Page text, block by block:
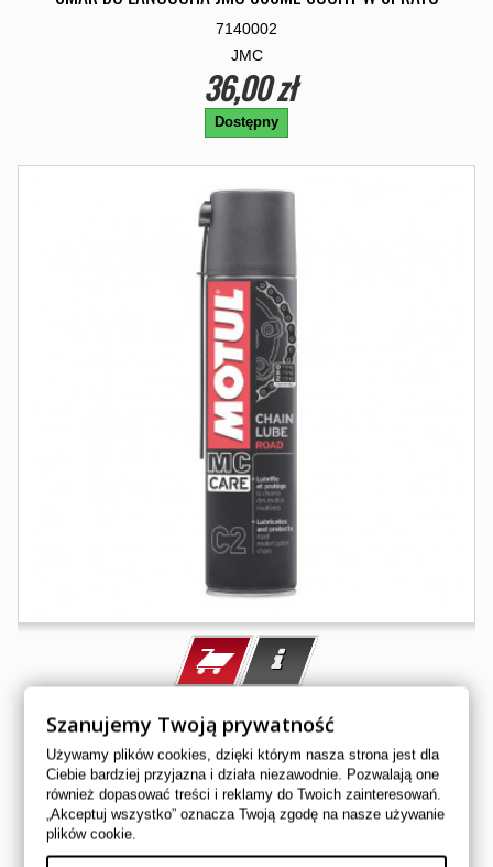
7140002
JMC
36,00 zł
Dostępny
MU102981
MOTUL
58,00 zł
Szanujemy Twoją prywatność
Używamy plików cookies, dzięki którym nasza strona jest dla
Ciebie bardziej przyjazna i działa niezawodnie. Pozwalają one
również dopasować treści i reklamy do Twoich zainteresowań.
„Akceptuj wszystko” oznacza Twoją zgodę na nasze używanie
plików cookie.